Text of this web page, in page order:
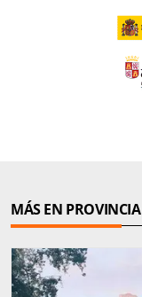
MÁS EN PROVINCIA